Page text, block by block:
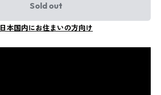
Sold out
日本国内にお住まいの方向け